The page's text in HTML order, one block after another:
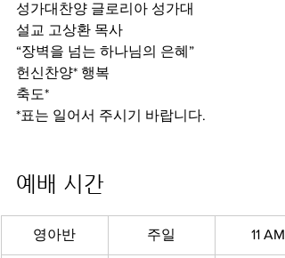
성가대찬양 글로리아 성가대
설교 고상환 목사
“장벽을 넘는 하나님의 은혜”
헌신찬양* 행복
축도*
*표는 일어서 주시기 바랍니다.
예배 시간
영아반 주일 11 AM